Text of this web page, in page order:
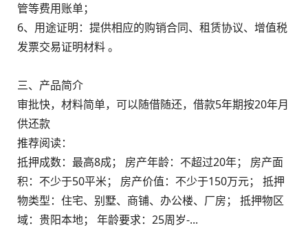
管等费用账单；
6、用途证明：提供相应的购销合同、租赁协议、增值税
发票交易证明材料 。
三、产品简介
审批快，材料简单，可以随借随还，借款5年期按20年月
供还款
推荐阅读：
抵押成数：最高8成； 房产年龄：不超过20年； 房产面
积：不少于50平米； 房产价值：不少于150万元； 抵押
物类型：住宅、别墅、商铺、办公楼、厂房； 抵押物区
域：贵阳本地； 年龄要求：25周岁-...